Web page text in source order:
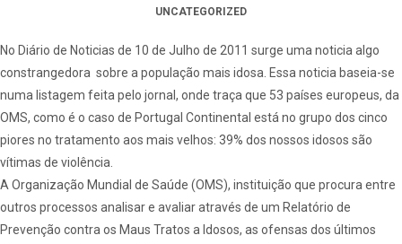
UNCATEGORIZED
No Diário de Noticias de 10 de Julho de 2011 surge uma noticia algo
constrangedora sobre a população mais idosa. Essa noticia baseia-se
numa listagem feita pelo jornal, onde traça que 53 países europeus, da
OMS, como é o caso de Portugal Continental está no grupo dos cinco
piores no tratamento aos mais velhos: 39% dos nossos idosos são
vítimas de violência.
A Organização Mundial de Saúde (OMS), instituição que procura entre
outros processos analisar e avaliar através de um Relatório de
Prevenção contra os Maus Tratos a Idosos, as ofensas dos últimos